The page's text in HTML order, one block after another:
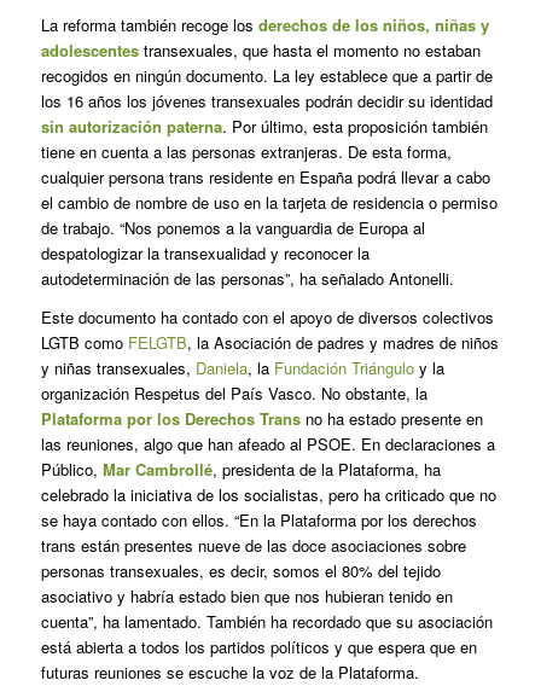
La reforma también recoge los derechos de los niños, niñas y
adolescentes transexuales, que hasta el momento no estaban
recogidos en ningún documento. La ley establece que a partir de
los 16 años los jóvenes transexuales podrán decidir su identidad
sin autorización paterna. Por último, esta proposición también
tiene en cuenta a las personas extranjeras. De esta forma,
cualquier persona trans residente en España podrá llevar a cabo
el cambio de nombre de uso en la tarjeta de residencia o permiso
de trabajo. “Nos ponemos a la vanguardia de Europa al
despatologizar la transexualidad y reconocer la
autodeterminación de las personas”, ha señalado Antonelli.
Este documento ha contado con el apoyo de diversos colectivos
LGTB como FELGTB, la Asociación de padres y madres de niños
y niñas transexuales, Daniela, la Fundación Triánguloy la
organización Respetus del País Vasco. No obstante, la
Plataforma por los Derechos Transno ha estado presente en
las reuniones, algo que han afeado al PSOE. En declaraciones a
Público, Mar Cambrollé, presidenta de la Plataforma, ha
celebrado la iniciativa de los socialistas, pero ha criticado que no
se haya contado con ellos. “En la Plataforma por los derechos
trans están presentes nueve de las doce asociaciones sobre
personas transexuales, es decir, somos el 80% del tejido
asociativo y habría estado bien que nos hubieran tenido en
cuenta”, ha lamentado. También ha recordado que su asociación
está abierta a todos los partidos políticos y que espera que en
futuras reuniones se escuche la voz de la Plataforma.